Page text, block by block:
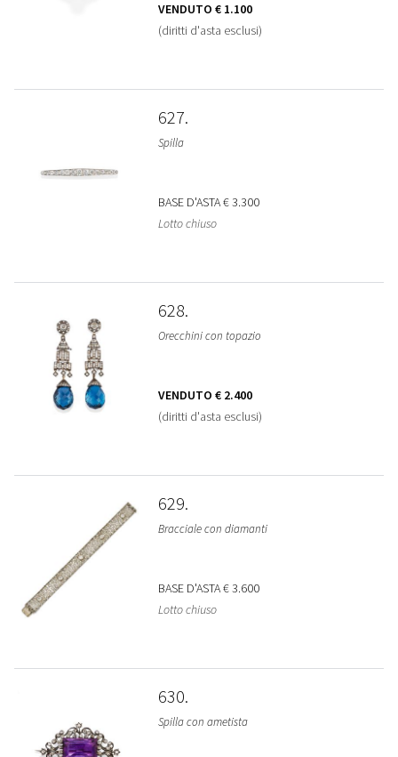
VENDUTO € 1.100
(diritti d'asta esclusi)
627
Spilla
BASE D'ASTA€ 3.300
Lotto chiuso
628
Orecchini con topazio
VENDUTO € 2.400
(diritti d'asta esclusi)
629
Bracciale con diamanti
BASE D'ASTA€ 3.600
Lotto chiuso
630
Spilla con ametista